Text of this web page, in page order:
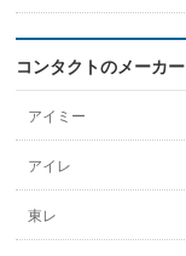
コンタクトのメーカー
アイミー
アイレ
東レ